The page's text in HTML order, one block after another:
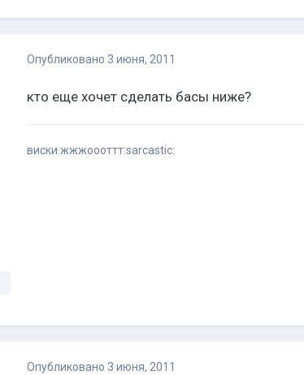
Опубликовано 3 июня, 2011
кто еще хочет сделать басы ниже?
виски жжжоооттт:sarcastic:
Опубликовано 3 июня, 2011